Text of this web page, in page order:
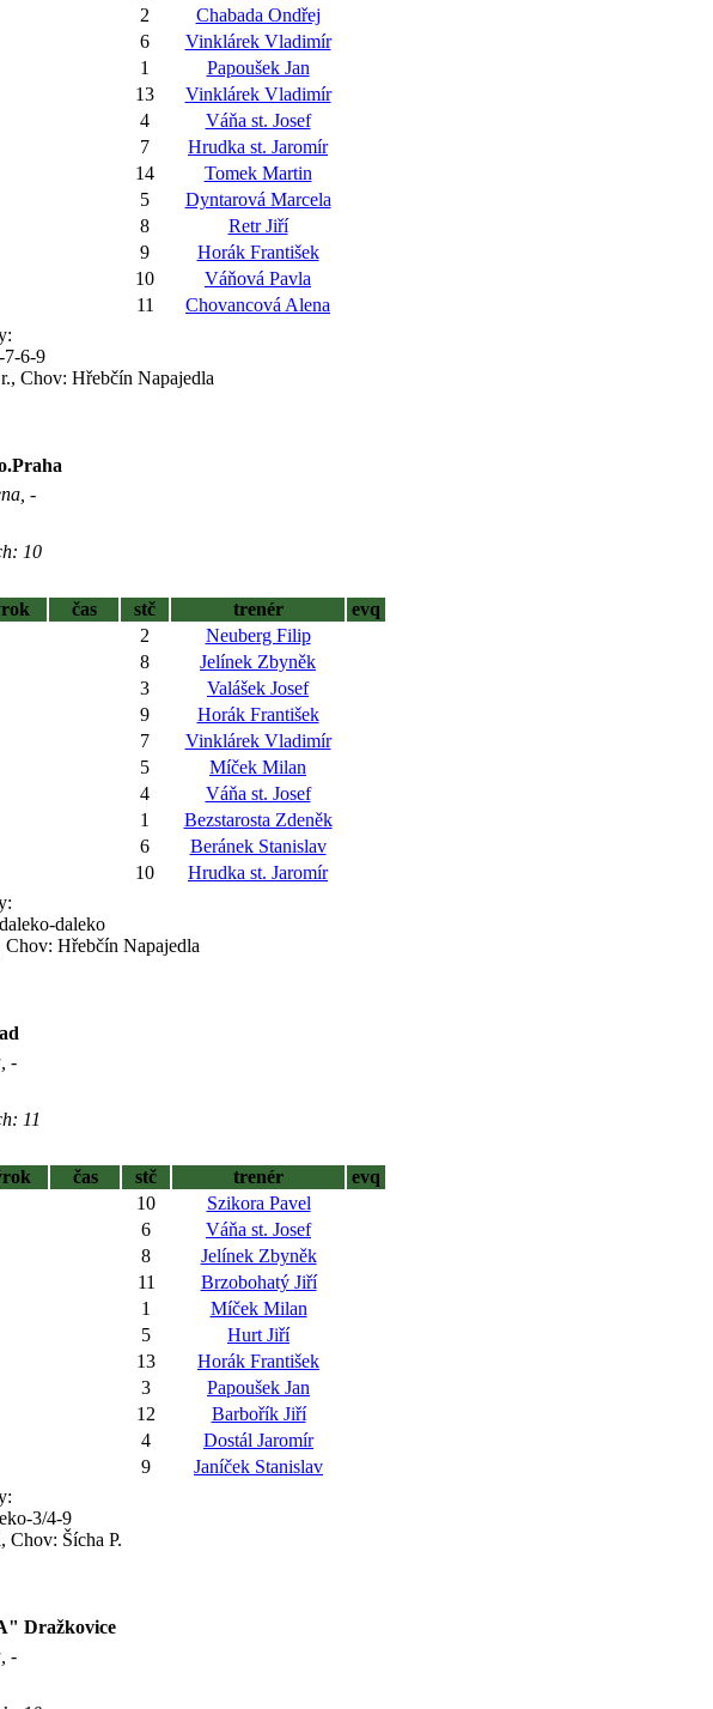
2
Chabada Ondřej
6
Vinklárek Vladimír
1
Papoušek Jan
13
Vinklárek Vladimír
4
Váňa st. Josef
7
Hrudka st. Jaromír
14
Tomek Martin
5
Dyntarová Marcela
8
Retr Jiří
9
Horák František
10
Váňová Pavla
11
Chovancová Alena
6-9
Chov: Hřebčín Napajedla
-
10
čas stč trenér
evq
2
Neuberg Filip
8
Jelínek Zbyněk
3
Valášek Josef
9
Horák František
7
Vinklárek Vladimír
5
Míček Milan
4
Váňa st. Josef
1
Bezstarosta Zdeněk
6
Beránek Stanislav
10
Hrudka st. Jaromír
daleko
Hřebčín Napajedla
-
11
čas stč trenér
evq
10
Szikora Pavel
6
Váňa st. Josef
8
Jelínek Zbyněk
11
Brzobohatý Jiří
1
Míček Milan
5
Hurt Jiří
13
Horák František
3
Papoušek Jan
12
Barbořík Jiří
4
Dostál Jaromír
9
Janíček Stanislav
3/4-9
Chov: Šícha P.
Dražkovice
-